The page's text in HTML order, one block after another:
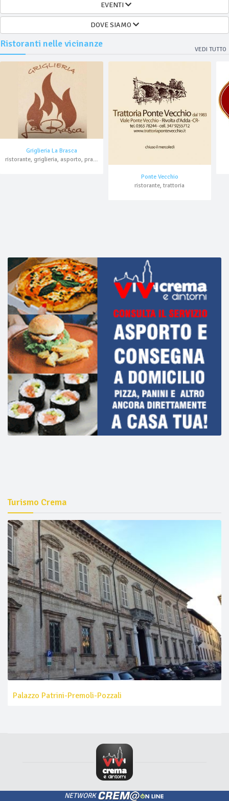
EVENTI
DOVE SIAMO
Ristoranti nelle vicinanze
VEDI TUTTO
Griglieria La Brasca
ristorante, griglieria, asporto, pranzo di lavoro
Ponte Vecchio
ristorante, trattoria
Turismo Crema
Palazzo Patrini-Premoli-Pozzali
NETWORK